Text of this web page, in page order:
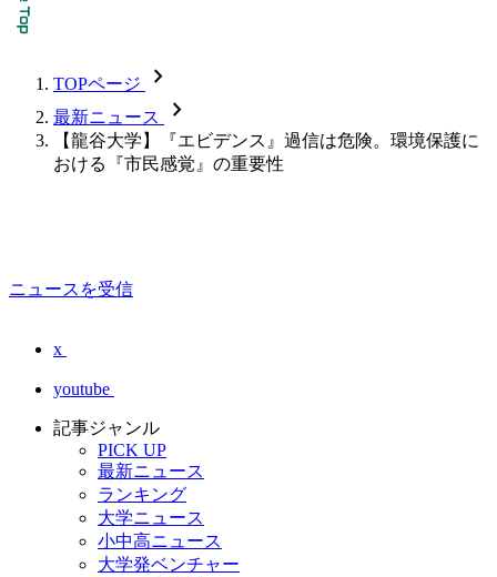
TOPページ chevron_forward
最新ニュース chevron_forward
【龍谷大学】『エビデンス』過信は危険。環境保護に
おける『市民感覚』の重要性
ニュースを受信
x
youtube
記事ジャンル
PICK UP
最新ニュース
ランキング
大学ニュース
小中高ニュース
大学発ベンチャー